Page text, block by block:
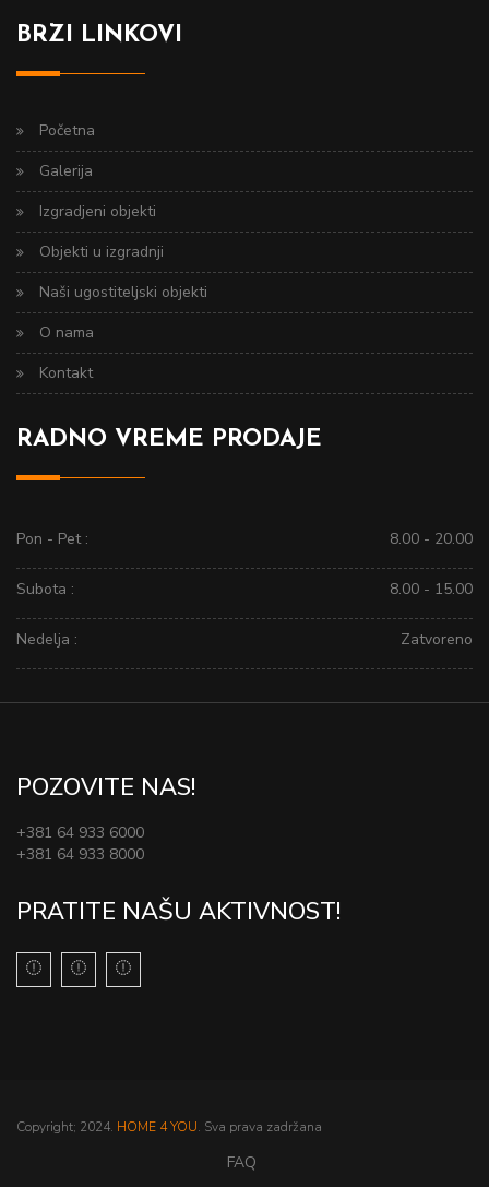
BRZI LINKOVI
Početna
Galerija
Izgradjeni objekti
Objekti u izgradnji
Naši ugostiteljski objekti
O nama
Kontakt
RADNO VREME PRODAJE
Pon - Pet : 8.00 - 20.00
Subota : 8.00 - 15.00
Nedelja : Zatvoreno
POZOVITE NAS!
+381 64 933 6000
+381 64 933 8000
PRATITE NAŠU AKTIVNOST!
Copyright; 2024. HOME 4 YOU. Sva prava zadržana
FAQ